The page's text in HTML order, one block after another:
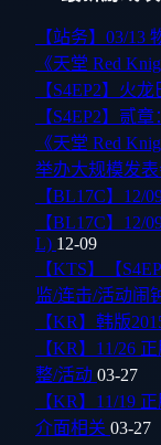
【站务】03/13
《天堂 Red
【S4EP2】火
【S4EP2】贰
《天堂 Red
举办大规模发
【BL17C】12/
【BL17C】12/
L) 12-09
【KTS】【
监/连击/活动闹
【KR】韩版
【KR】11/26
整/活动 03-27
【KR】11/19
介面相关 03-27